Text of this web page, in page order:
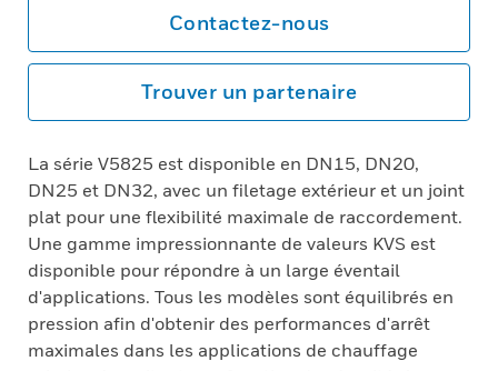
Contactez-nous
Trouver un partenaire
La série V5825 est disponible en DN15, DN20,
DN25 et DN32, avec un filetage extérieur et un joint
plat pour une flexibilité maximale de raccordement.
Une gamme impressionnante de valeurs KVS est
disponible pour répondre à un large éventail
d'applications. Tous les modèles sont équilibrés en
pression afin d'obtenir des performances d'arrêt
maximales dans les applications de chauffage